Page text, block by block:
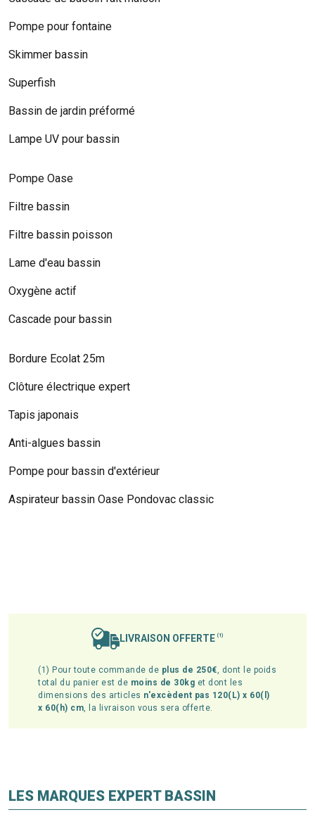
Pompe pour fontaine
Skimmer bassin
Superfish
Bassin de jardin préformé
Lampe UV pour bassin
Pompe Oase
Filtre bassin
Filtre bassin poisson
Lame d'eau bassin
Oxygène actif
Cascade pour bassin
Bordure Ecolat 25m
Clôture électrique expert
Tapis japonais
Anti-algues bassin
Pompe pour bassin d'extérieur
Aspirateur bassin Oase Pondovac classic
LIVRAISON OFFERTE (1)
(1) Pour toute commande de plus de 250€, dont le poids
total du panier est de moins de 30kg et dont les
dimensions des articles n'excèdent pas 120(L) x 60(l)
x 60(h) cm, la livraison vous sera offerte.
LES MARQUES EXPERT BASSIN